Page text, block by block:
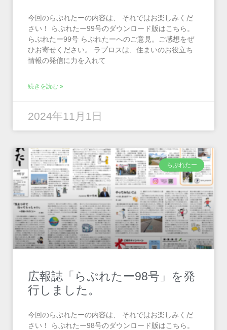
今回のらぷれたーの内容は、 それではお楽しみくだ
さい！ らぷれたー99号のダウンロード版はこちら。
らぷれたー99号 らぷれたーへのご意見。ご感想をぜ
ひお寄せください。 ラプロスは、住まいのお役立ち
情報の発信に力を入れて
続きを読む »
2024年11月1日
らぷれたー
広報誌「らぷれたー98号」を発
行しました。
今回のらぷれたーの内容は、 それではお楽しみくだ
さい！ らぷれたー98号のダウンロード版はこちら。